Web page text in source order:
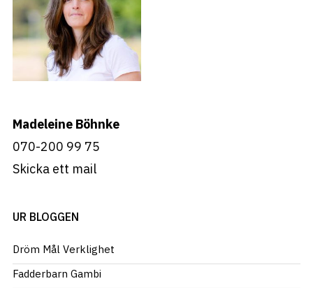
Madeleine Böhnke
070-200 99 75
Skicka ett mail
UR BLOGGEN
Dröm Mål Verklighet
Fadderbarn Gambi